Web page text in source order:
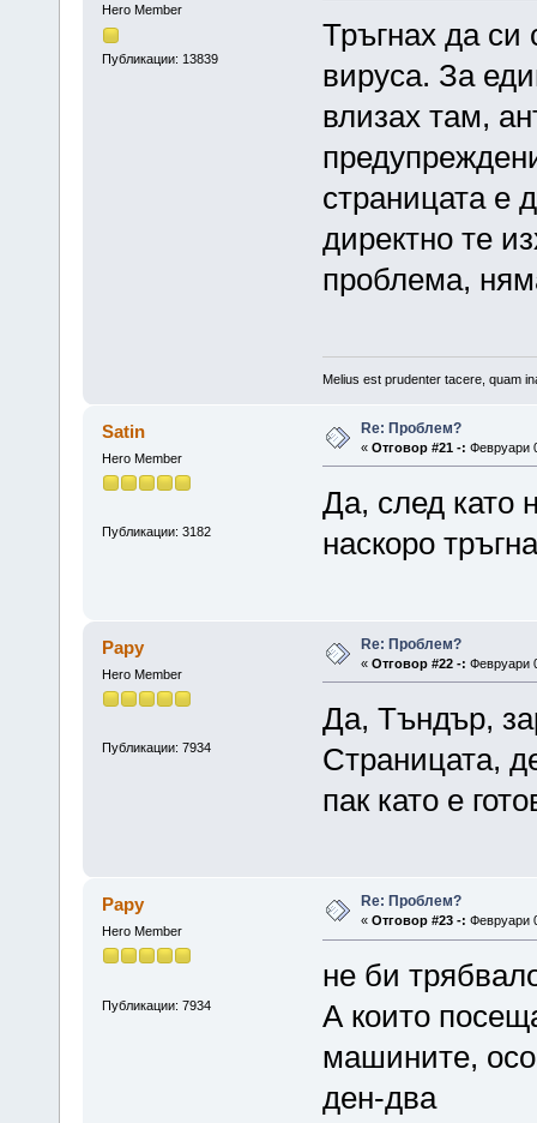
Hero Member
Публикации: 13839
Тръгнах да си
вируса. За
влизах там,
страницата е
директно те
проблема,
Melius est prudenter tacere, quam
Satin
Hero Member
Публикации: 3182
Re: Проблем?
« Отговор #21 -: Февруари
Да, след като
наскоро
Papy
Hero Member
Публикации: 7934
Re: Проблем?
« Отговор #22 -: Февруари
Да, Тъндър,
Страницата,
пак като е
Papy
Hero Member
Публикации: 7934
Re: Проблем?
« Отговор #23 -: Февруари
не би
А които
машините,
ден-два